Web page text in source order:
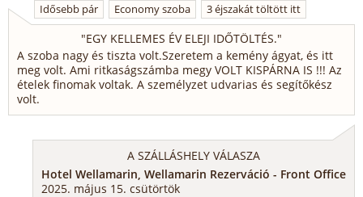
Idősebb pár Economy szoba 3 éjszakát töltött itt
"EGY KELLEMES ÉV ELEJI IDŐTÖLTÉS."
A szoba nagy és tiszta volt.Szeretem a kemény ágyat, és itt
meg volt. Ami ritkaságszámba megy VOLT KISPÁRNA IS !!! Az
ételek finomak voltak. A személyzet udvarias és segítőkész
volt.
A SZÁLLÁSHELY VÁLASZA
Hotel Wellamarin, Wellamarin Rezerváció - Front Office
2025. május 15. csütörtök